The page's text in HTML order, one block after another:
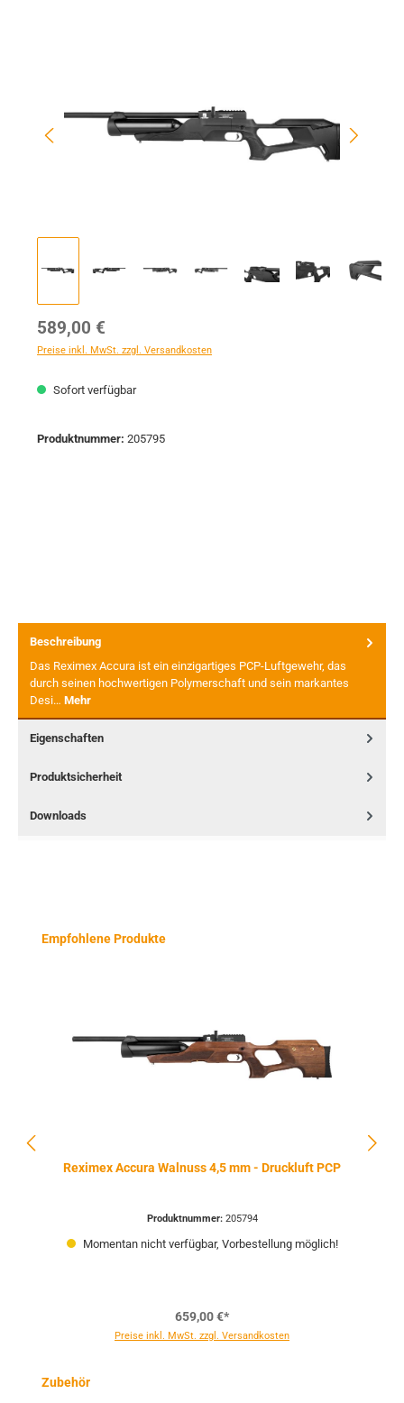
Regulärer Preis:
589,00 €
Preise inkl. MwSt. zzgl. Versandkosten
Sofort verfügbar
Produktnummer: 205795
Beschreibung
Das Reximex Accura ist ein einzigartiges PCP-Luftgewehr, das
durch seinen hochwertigen Polymerschaft und sein markantes
Desi… Mehr
Eigenschaften
Produktsicherheit
Downloads
Produktgalerie überspringen
Empfohlene Produkte
Reximex Accura Walnuss 4,5 mm - Druckluft PCP
Produktnummer: 205794
Momentan nicht verfügbar, Vorbestellung möglich!
659,00 €*
Preise inkl. MwSt. zzgl. Versandkosten
Produktgalerie überspringen
Zubehör